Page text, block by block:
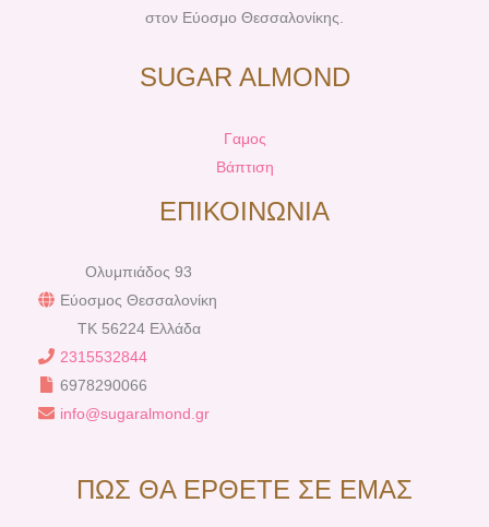
στον Εύοσμο Θεσσαλονίκης.
SUGAR ALMOND
Γαμος
Βάπτιση
ΕΠΙΚΟΙΝΩΝΙΑ
Ολυμπιάδος 93
Εύοσμος Θεσσαλονίκη
TK 56224 Ελλάδα
2315532844
6978290066
info@sugaralmond.gr
ΠΩΣ ΘΑ ΕΡΘΕΤΕ ΣΕ ΕΜΑΣ